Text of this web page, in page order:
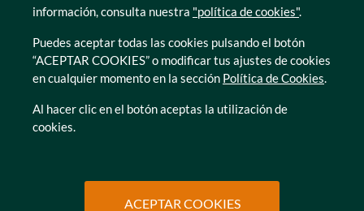
© Caser Residencial 2026
información, consulta nuestra "política de cookies".
Puedes aceptar todas las cookies pulsando el botón
“ACEPTAR COOKIES” o modificar tus ajustes de cookies
en cualquier momento en la sección Política de Cookies.
Al hacer clic en el botón aceptas la utilización de
cookies.
ACEPTAR COOKIES